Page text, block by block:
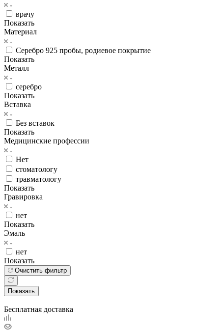
врачу
Показать
Материал
Серебро 925 пробы, родиевое покрытие
Показать
Металл
серебро
Показать
Вставка
Без вставок
Показать
Медицинские профессии
Нет
стоматологу
травматологу
Показать
Гравировка
нет
Показать
Эмаль
нет
Показать
Очистить фильтр
Показать
Бесплатная доставка